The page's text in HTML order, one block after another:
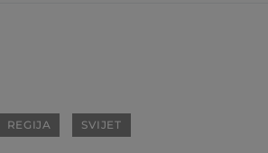
REGIJA SVIJET